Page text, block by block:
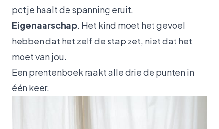
potje haalt de spanning eruit.
Eigenaarschap. Het kind moet het gevoel
hebben dat het zelf de stap zet, niet dat het
moet van jou.
Een prentenboek raakt alle drie de punten in
één keer.